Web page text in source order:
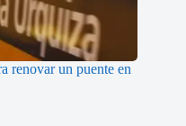
renovar un puente en